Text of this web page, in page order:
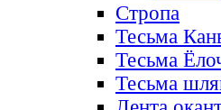
Стропа
Тесьма
Тесьма
Тесьма